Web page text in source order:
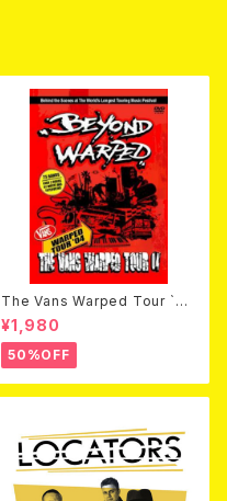
The Vans Warped Tour `04
Beyond Warped (国内盤DV
D)
¥1,980
50%OFF